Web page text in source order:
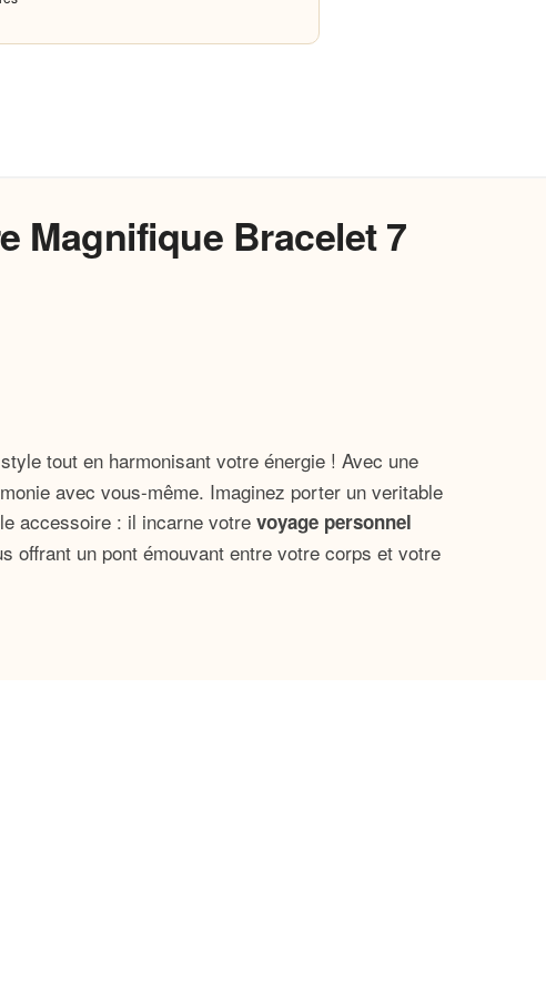
Magnifique Bracelet 7
tout en harmonisant votre énergie ! Avec une
avec vous-même. Imaginez porter un veritable
accessoire : il incarne votrevoyage personnel
offrant un pont émouvant entre votre corps et votre
de l’importance d’accorder du temps à votre
vos énergies.